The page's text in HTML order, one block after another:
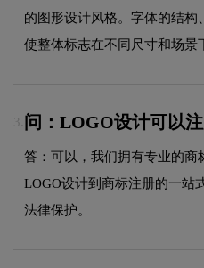
的图形设计风格。字体的结构
使整体标志在不同尺寸和场景
3. 问：LOGO设计可以
答：可以，我们拥有专业的商
LOGO设计到商标注册的一站
法律保护。